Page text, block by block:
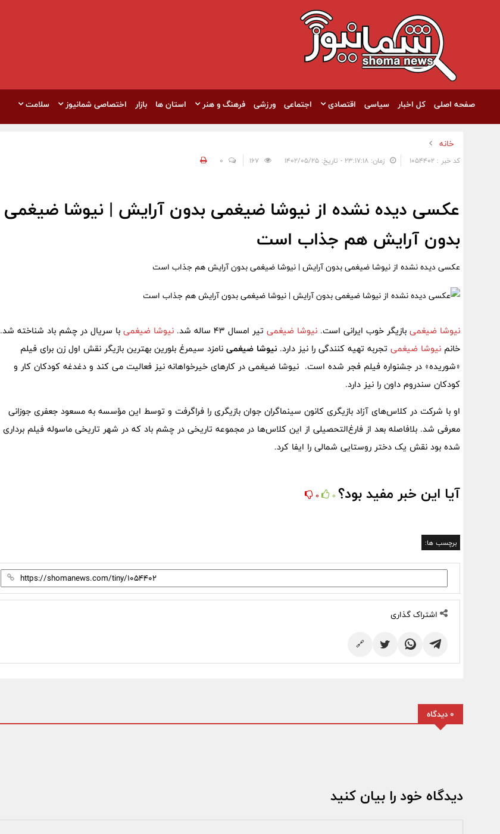
صفحه اصلی کل اخبار سیاسی اقتصادی اجتماعی ورزشی فرهنگ و هنر استان ها بازار اختصاصی شمانیوز سلامت
خانه
کد خبر : 1054402 زمان: ۲۳:۱۷:۱۸ - تاریخ: ۱۴۰۲/۰۵/۲۵ 0
عکسی دیده نشده از نیوشا ضیغمی بدون آرایش | نیوشا ضیغمی
بدون آرایش هم جذاب است
عکسی دیده نشده از نیوشا ضیغمی بدون آرایش | نیوشا ضیغمی بدون آرایش هم جذاب است
نیوشا ضیغمی بازیگر خوب ایرانی است. نیوشا ضیغمی تیر امسال 43 ساله شد. نیوشا ضیغمی با سریال در چشم باد شناخته شد.
خانم نیوشا ضیغمی تجربه تهیه کنندگی را نیز دارد. نیوشا ضیغمی نامزد سیمرغ بلورین بهترین بازیگر نقش اول زن برای فیلم
«شوریده» در جشنواره فیلم فجر شده است. نیوشا ضیغمی در کارهای خیرخواهانه نیز فعالیت می کند و دغدغه کودکان کار و
کودکان سندروم داون را نیز دارد.
او با شرکت در کلاس‌های آزاد بازیگری کانون سینماگران جوان بازیگری را فراگرفت و توسط این مؤسسه به مسعود جعفری جوزانی
معرفی شد. بلافاصله بعد از فارغ‌التحصیلی از این کلاس‌ها در مجموعه تاریخی در چشم باد که در شهر تاریخی ماسوله فیلم برداری
شده بود نقش یک دختر روستایی شمالی را ایفا کرد.
آیا این خبر مفید بود؟ 0
0
برچسب ها:
اشتراک گذاری
🔗
0 دیدگاه
دیدگاه خود را بیان کنید